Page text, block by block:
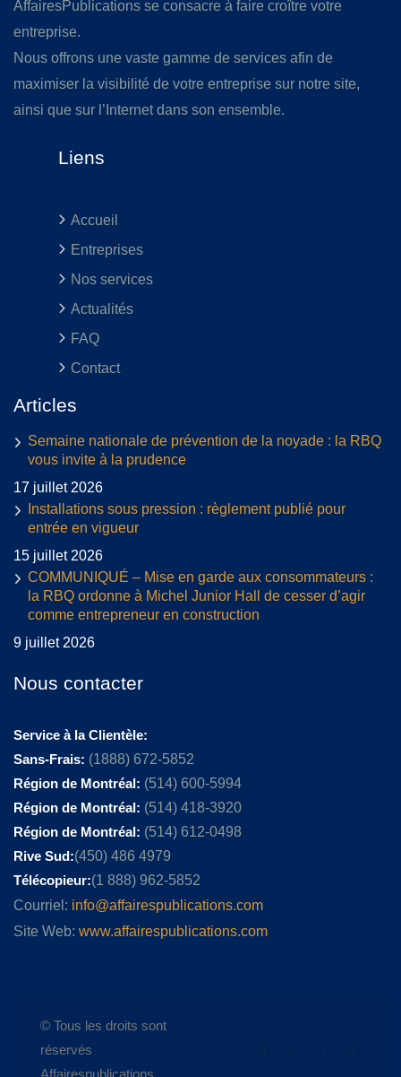
AffairesPublications se consacre à faire croître votre
entreprise.
Nous offrons une vaste gamme de services afin de
maximiser la visibilité de votre entreprise sur notre site,
ainsi que sur l’Internet dans son ensemble.
Liens
Accueil
Entreprises
Nos services
Actualités
FAQ
Contact
Articles
Semaine nationale de prévention de la noyade : la RBQ
vous invite à la prudence
17 juillet 2026
Installations sous pression : règlement publié pour
entrée en vigueur
15 juillet 2026
COMMUNIQUÉ – Mise en garde aux consommateurs :
la RBQ ordonne à Michel Junior Hall de cesser d’agir
comme entrepreneur en construction
9 juillet 2026
Nous contacter
Service à la Clientèle:
Sans-Frais: (1888) 672-5852
Région de Montréal: (514) 600-5994
Région de Montréal: (514) 418-3920
Région de Montréal: (514) 612-0498
Rive Sud:(450) 486 4979
Télécopieur:(1 888) 962-5852
Courriel: info@affairespublications.com
Site Web: www.affairespublications.com
© Tous les droits sont
réservés
Affairespublications.